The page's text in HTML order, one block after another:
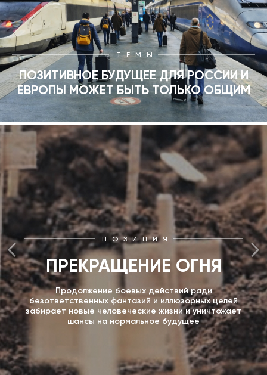
ТЕМЫ
ПОЗИТИВНОЕ БУДУЩЕЕ ДЛЯ РОССИИ И
ЕВРОПЫ МОЖЕТ БЫТЬ ТОЛЬКО ОБЩИМ
ПОЗИЦИЯ
ПРЕКРАЩЕНИЕ ОГНЯ
Продолжение боевых действий ради
безответственных фантазий и иллюзорных целей
забирает новые человеческие жизни и уничтожает
шансы на нормальное будущее